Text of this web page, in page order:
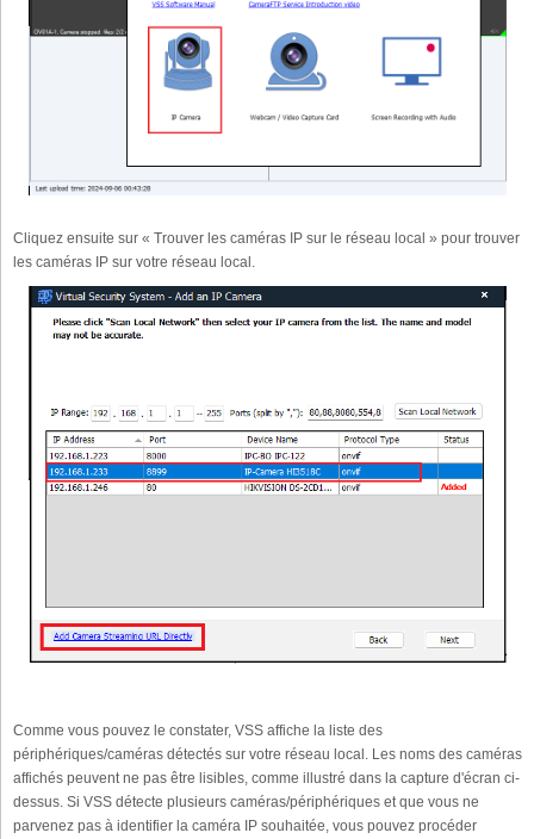
Cliquez ensuite sur « Trouver les caméras IP sur le réseau local » pour trouver
les caméras IP sur votre réseau local.
Comme vous pouvez le constater, VSS affiche la liste des
périphériques/caméras détectés sur votre réseau local. Les noms des caméras
affichés peuvent ne pas être lisibles, comme illustré dans la capture d'écran ci-
dessus. Si VSS détecte plusieurs caméras/périphériques et que vous ne
parvenez pas à identifier la caméra IP souhaitée, vous pouvez procéder